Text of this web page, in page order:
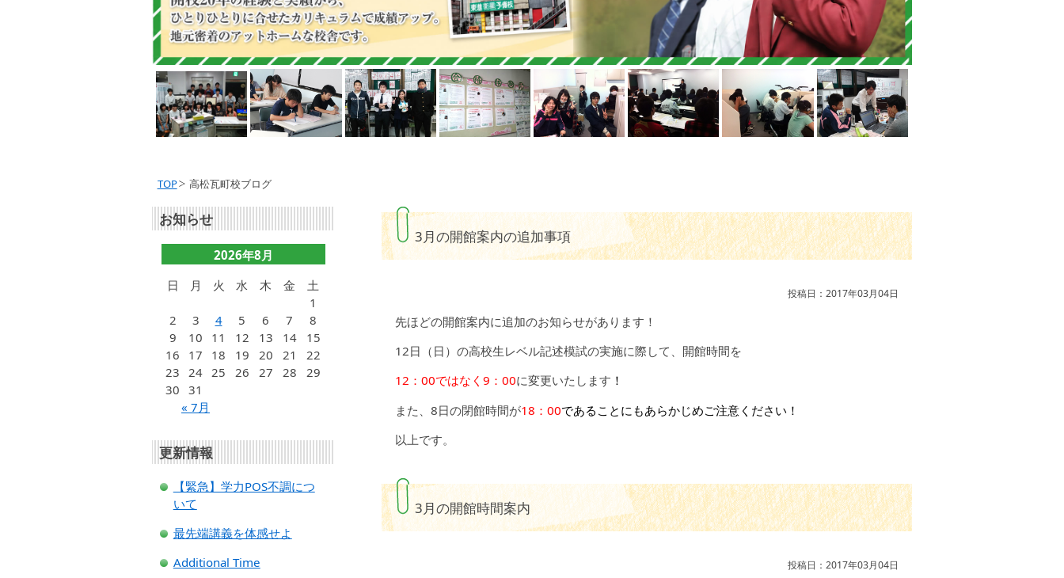
TOP 高松瓦町校ブログ
3月の開館案内の追加事項
投稿日：2017年03月04日
先ほどの開館案内に追加のお知らせがあります！
12日（日）の高校生レベル記述模試の実施に際して、開館時間を
12：00ではなく9：00に変更いたします ！
また、8日の閉館時間が18：00であることにもあらかじめご注意ください！
以上です。
3月の開館時間案内
投稿日：2017年03月04日
お知らせ
2026年8月
日
月 火 水 木 金 土
« 7月
1
2
3 4 5 6 7
8
9
10 11 12 13 14
15
16
17 18 19 20 21
22
23 24 25 26 27 28
29
30 31
更新情報
【緊急】学力POS不調につ
いて
最先端講義を体感せよ
Additional Time